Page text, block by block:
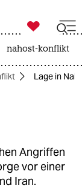

taz zahl ich
nahost-konflikt
Lage in
Angriffen
vor einer
Iran.